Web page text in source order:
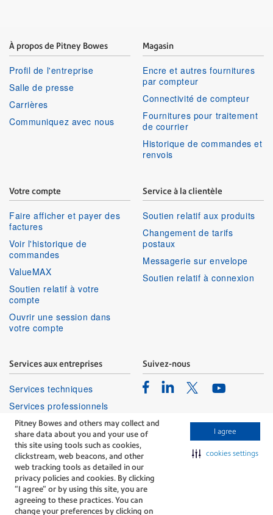
Pitney Bowes and others may collect and
share data about you and your use of
this site using tools such as cookies,
clickstream, web beacons, and other
web tracking tools as detailed in our
privacy policies and cookies. By clicking
“I agree” or by using this site, you are
agreeing to these practices. You can
change your preferences by clicking on
I agree
cookies settings
À propos de Pitney Bowes
Profil de l'entreprise
Salle de presse
Carrières
Communiquez avec nous
Magasin
Encre et autres fournitures
par compteur
Connectivité de compteur
Fournitures pour traitement
de courrier
Historique de commandes et
renvois
Votre compte
Faire afficher et payer des
factures
Voir l'historique de
commandes
ValueMAX
Soutien relatif à votre
compte
Ouvrir une session dans
votre compte
Service à la clientèle
Soutien relatif aux produits
Changement de tarifs
postaux
Messagerie sur envelope
Soutien relatif à connexion
Services aux entreprises
Services techniques
Services professionnels
Suivez-nous
FacebookLinkedinTwitterYoutube
The technology behind
every important delivery.
Modalités Confidentialité